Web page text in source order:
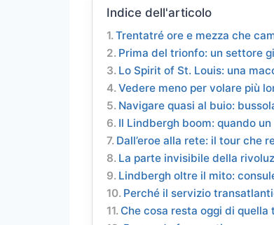
Indice dell'articolo
Trentatré ore e mezza che
Prima del trionfo: un settore
Lo Spirit of St. Louis: una
Vedere meno per volare più
Navigare quasi al buio:
Il Lindbergh boom: quando
Dall’eroe alla rete: il tour che
La parte invisibile della
Lindbergh oltre il mito:
Perché il servizio
Che cosa resta oggi di quella